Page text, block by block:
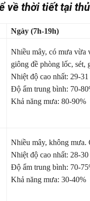
về thời tiết tại
Ngày (7h-19h)
Nhiều mây, có mưa vừa
giông đề phòng lốc, sét,
Nhiệt độ cao nhất: 29-31
Độ ẩm trung bình: 70-
Khả năng mưa: 80-90%
Nhiều mây, không mưa.
Nhiệt độ cao nhất: 28-30
Độ ẩm trung bình: 70-
Khả năng mưa: 30-40%